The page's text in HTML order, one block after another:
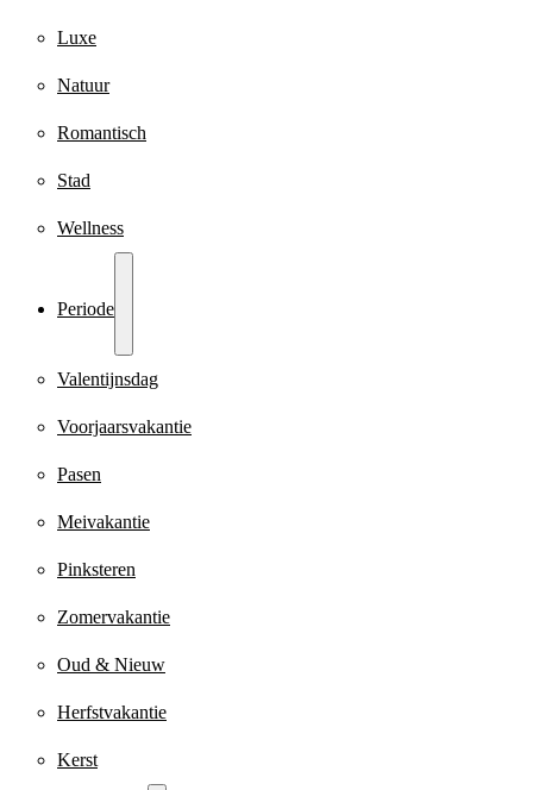
Luxe
Natuur
Romantisch
Stad
Wellness
Periode
Valentijnsdag
Voorjaarsvakantie
Pasen
Meivakantie
Pinksteren
Zomervakantie
Oud & Nieuw
Herfstvakantie
Kerst